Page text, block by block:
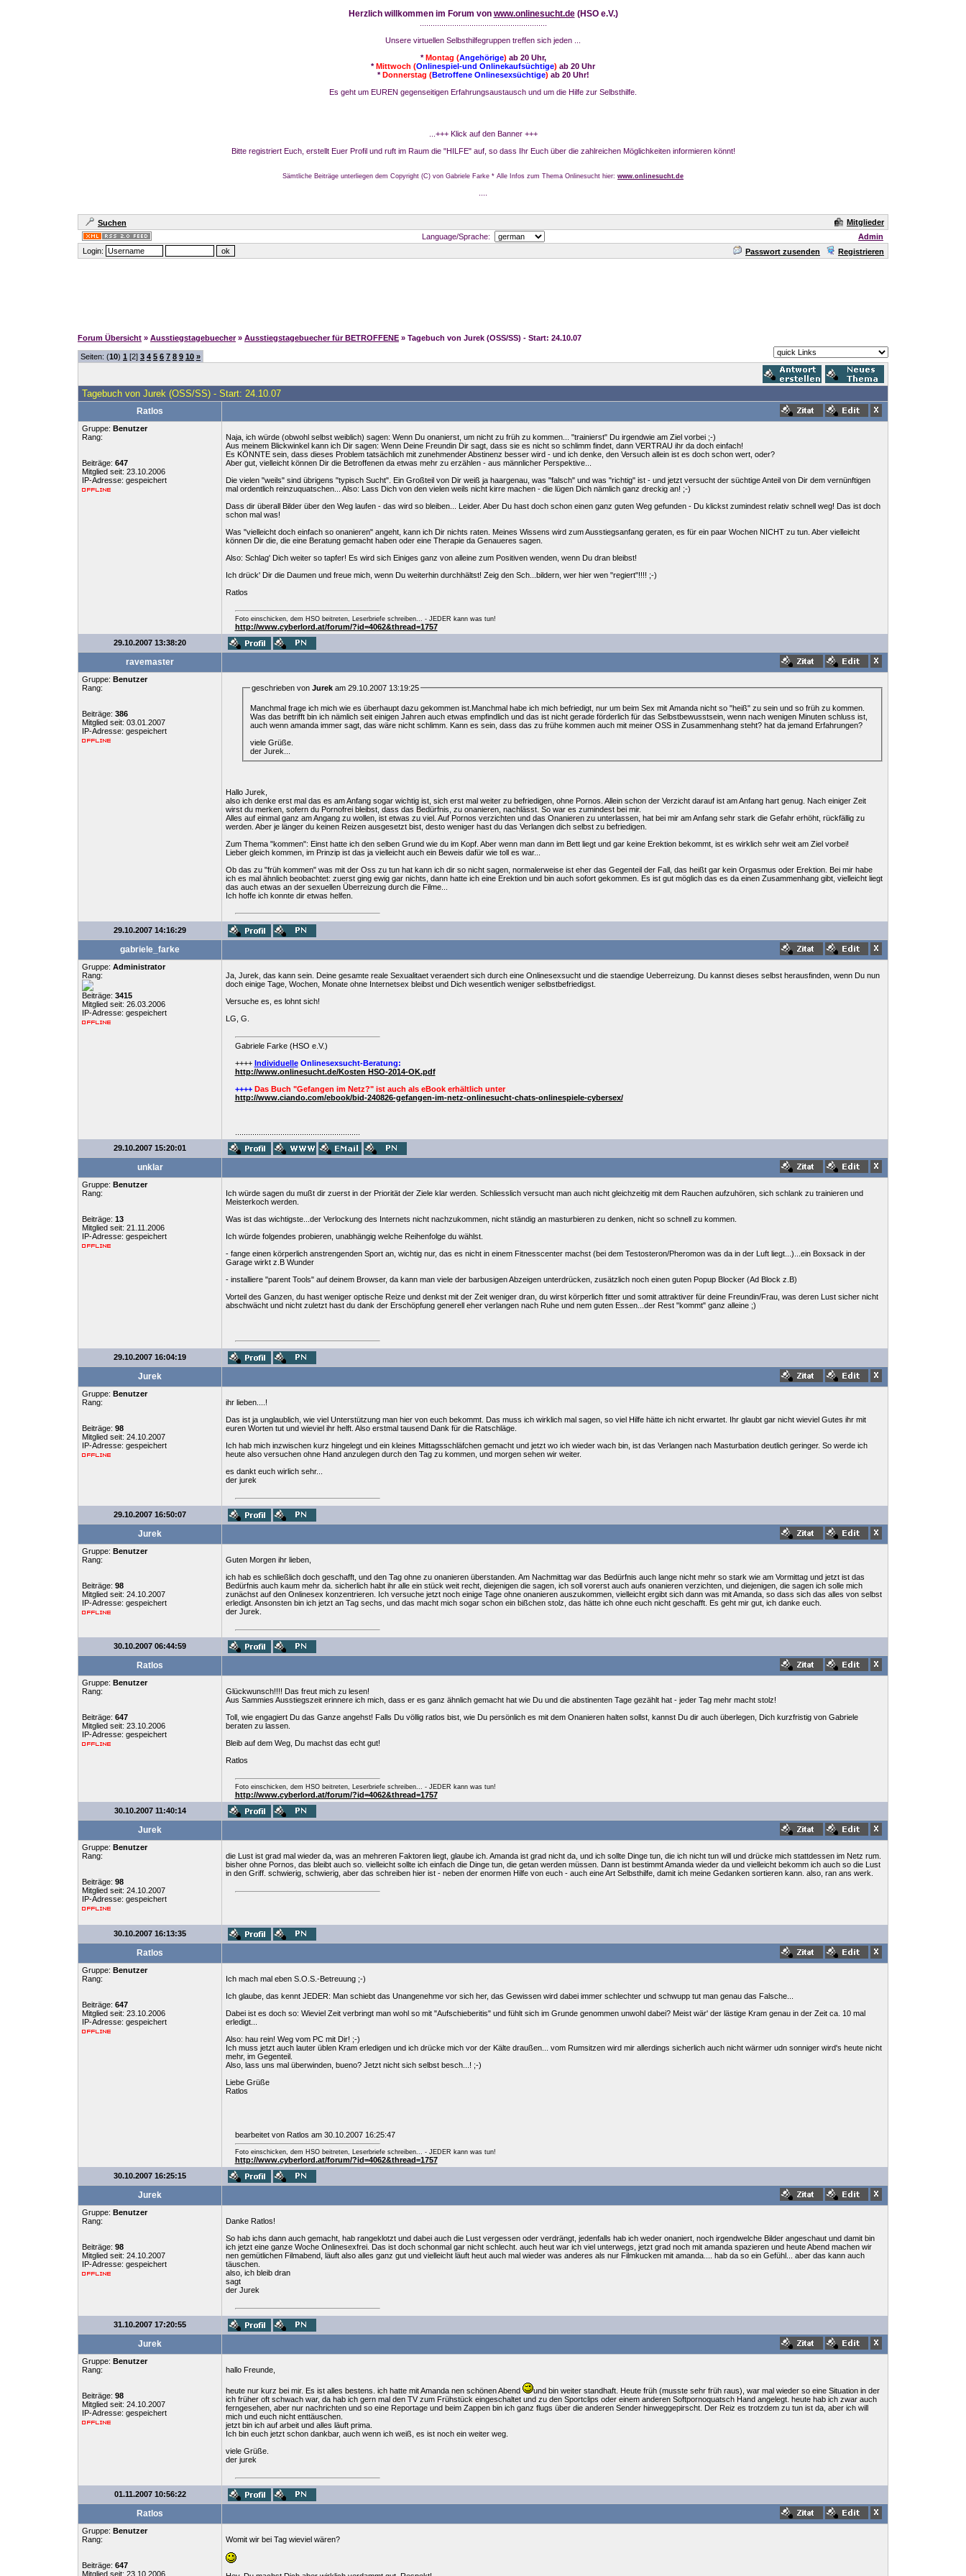
Herzlich willkommen im Forum von www.onlinesucht.de(HSO e.V.)
Unsere virtuellen Selbsthilfegruppen treffen sich jeden ...
*Montag (Angehörige) ab 20 Uhr,
*Mittwoch (Onlinespiel-und Onlinekaufsüchtige) ab 20 Uhr
*Donnerstag (Betroffene Onlinesexsüchtige) ab 20 Uhr!
Es geht um EUREN gegenseitigen Erfahrungsaustausch und um die Hilfe zur Selbsthilfe.
...+++ Klick auf den Banner +++
Bitte registriert Euch, erstellt Euer Profil und ruft im Raum die "HILFE" auf, so dass Ihr Euch über die zahlreichen Möglichkeiten informieren könnt!
Sämtliche Beiträge unterliegen dem Copyright (C) von Gabriele Farke * Alle Infos zum Thema Onlinesucht hier: www.onlinesucht.de
Suchen
Mitglieder
Language/Sprache:
Admin
Login:
Passwort zusenden Registrieren
Forum Übersicht » Ausstiegstagebuecher » Ausstiegstagebuecher für BETROFFENE » Tagebuch von Jurek (OSS/SS) - Start: 24.10.07
Seiten: (10) 1 [2] 3 4 5 6 7 8 9 10 »
Tagebuch von Jurek (OSS/SS) - Start: 24.10.07
Ratlos
Gruppe: Benutzer
Rang:
Beiträge: 647
Mitglied seit: 23.10.2006
IP-Adresse: gespeichert
Naja, ich würde (obwohl selbst weiblich) sagen: Wenn Du onanierst, um nicht zu früh zu kommen... "trainierst" Du irgendwie am Ziel vorbei ;-)
Aus meinem Blickwinkel kann ich Dir sagen: Wenn Deine Freundin Dir sagt, dass sie es nicht so schlimm findet, dann VERTRAU ihr da doch einfach!
Es KÖNNTE sein, dass dieses Problem tatsächlich mit zunehmender Abstinenz besser wird - und ich denke, den Versuch allein ist es doch schon wert, oder?
Aber gut, vielleicht können Dir die Betroffenen da etwas mehr zu erzählen - aus männlicher Perspektive...
Die vielen "weils" sind übrigens "typisch Sucht". Ein Großteil von Dir weiß ja haargenau, was "falsch" und was "richtig" ist - und jetzt versucht der süchtige Anteil von Dir dem vernünftigen
mal ordentlich reinzuquatschen... Also: Lass Dich von den vielen weils nicht kirre machen - die lügen Dich nämlich ganz dreckig an! ;-)
Dass dir überall Bilder über den Weg laufen - das wird so bleiben... Leider. Aber Du hast doch schon einen ganz guten Weg gefunden - Du klickst zumindest relativ schnell weg! Das ist doch
schon mal was!
Was "vielleicht doch einfach so onanieren" angeht, kann ich Dir nichts raten. Meines Wissens wird zum Ausstiegsanfang geraten, es für ein paar Wochen NICHT zu tun. Aber vielleicht
können Dir die, die eine Beratung gemacht haben oder eine Therapie da Genaueres sagen.
Also: Schlag' Dich weiter so tapfer! Es wird sich Einiges ganz von alleine zum Positiven wenden, wenn Du dran bleibst!
Ich drück' Dir die Daumen und freue mich, wenn Du weiterhin durchhältst! Zeig den Sch...bildern, wer hier wen "regiert"!!!! ;-)
Ratlos
Foto einschicken, dem HSO beitreten, Leserbriefe schreiben... - JEDER kann was tun!
http://www.cyberlord.at/forum/?id=4062&thread=1757
29.10.2007 13:38:20
ravemaster
Gruppe: Benutzer
Rang:
Beiträge: 386
Mitglied seit: 03.01.2007
IP-Adresse: gespeichert
geschrieben von Jurekam 29.10.2007 13:19:25
Manchmal frage ich mich wie es überhaupt dazu gekommen ist.Manchmal habe ich mich befriedigt, nur um beim Sex mit Amanda nicht so "heiß" zu sein und so früh zu kommen.
Was das betrifft bin ich nämlich seit einigen Jahren auch etwas empfindlich und das ist nicht gerade förderlich für das Selbstbewusstsein, wenn nach wenigen Minuten schluss ist,
auch wenn amanda immer sagt, das wäre nicht schlimm. Kann es sein, dass das zu frühe kommen auch mit meiner OSS in Zusammenhang steht? hat da jemand Erfahrungen?
viele Grüße.
der Jurek...
Hallo Jurek,
also ich denke erst mal das es am Anfang sogar wichtig ist, sich erst mal weiter zu befriedigen, ohne Pornos. Allein schon der Verzicht darauf ist am Anfang hart genug. Nach einiger Zeit
wirst du merken, sofern du Pornofrei bleibst, dass das Bedürfnis, zu onanieren, nachlässt. So war es zumindest bei mir.
Alles auf einmal ganz am Angang zu wollen, ist etwas zu viel. Auf Pornos verzichten und das Onanieren zu unterlassen, hat bei mir am Anfang sehr stark die Gefahr erhöht, rückfällig zu
werden. Aber je länger du keinen Reizen ausgesetzt bist, desto weniger hast du das Verlangen dich selbst zu befriedigen.
Zum Thema "kommen": Einst hatte ich den selben Grund wie du im Kopf. Aber wenn man dann im Bett liegt und gar keine Erektion bekommt, ist es wirklich sehr weit am Ziel vorbei!
Lieber gleich kommen, im Prinzip ist das ja vielleicht auch ein Beweis dafür wie toll es war...
Ob das zu "früh kommen" was mit der Oss zu tun hat kann ich dir so nicht sagen, normalerweise ist eher das Gegenteil der Fall, das heißt gar kein Orgasmus oder Erektion. Bei mir habe
ich es mal ähnlich beobachtet: zuerst ging ewig gar nichts, dann hatte ich eine Erektion und bin auch sofort gekommen. Es ist gut möglich das es da einen Zusammenhang gibt, vielleicht liegt
das auch etwas an der sexuellen Überreizung durch die Filme...
Ich hoffe ich konnte dir etwas helfen.
29.10.2007 14:16:29
gabriele_farke
Gruppe: Administrator
Rang:
Beiträge: 3415
Mitglied seit: 26.03.2006
IP-Adresse: gespeichert
Ja, Jurek, das kann sein. Deine gesamte reale Sexualitaet veraendert sich durch eine Onlinesexsucht und die staendige Ueberreizung. Du kannst dieses selbst herausfinden, wenn Du nun
doch einige Tage, Wochen, Monate ohne Internetsex bleibst und Dich wesentlich weniger selbstbefriedigst.
Versuche es, es lohnt sich!
LG, G.
Gabriele Farke (HSO e.V.)
++++ IndividuelleOnlinesexsucht-Beratung:
http://www.onlinesucht.de/Kosten HSO-2014-OK.pdf
++++ Das Buch "Gefangen im Netz?" ist auch als eBook erhältlich unter
http://www.ciando.com/ebook/bid-240826-gefangen-im-netz-onlinesucht-chats-onlinespiele-cybersex/
29.10.2007 15:20:01
unklar
Gruppe: Benutzer
Rang:
Beiträge: 13
Mitglied seit: 21.11.2006
IP-Adresse: gespeichert
Ich würde sagen du mußt dir zuerst in der Priorität der Ziele klar werden. Schliesslich versucht man auch nicht gleichzeitig mit dem Rauchen aufzuhören, sich schlank zu trainieren und
Meisterkoch werden.
Was ist das wichtigste...der Verlockung des Internets nicht nachzukommen, nicht ständig an masturbieren zu denken, nicht so schnell zu kommen.
Ich würde folgendes probieren, unabhängig welche Reihenfolge du wählst.
- fange einen körperlich anstrengenden Sport an, wichtig nur, das es nicht in einem Fitnesscenter machst (bei dem Testosteron/Pheromon was da in der Luft liegt...)...ein Boxsack in der
Garage wirkt z.B Wunder
- installiere "parent Tools" auf deinem Browser, da kann man viele der barbusigen Abzeigen unterdrücken, zusätzlich noch einen guten Popup Blocker (Ad Block z.B)
Vorteil des Ganzen, du hast weniger optische Reize und denkst mit der Zeit weniger dran, du wirst körperlich fitter und somit attraktiver für deine Freundin/Frau, was deren Lust sicher nicht
abschwächt und nicht zuletzt hast du dank der Erschöpfung generell eher verlangen nach Ruhe und nem guten Essen...der Rest "kommt" ganz alleine ;)
29.10.2007 16:04:19
Jurek
Gruppe: Benutzer
Rang:
Beiträge: 98
Mitglied seit: 24.10.2007
IP-Adresse: gespeichert
ihr lieben....!
Das ist ja unglaublich, wie viel Unterstützung man hier von euch bekommt. Das muss ich wirklich mal sagen, so viel Hilfe hätte ich nicht erwartet. Ihr glaubt gar nicht wieviel Gutes ihr mit
euren Worten tut und wieviel ihr helft. Also erstmal tausend Dank für die Ratschläge.
Ich hab mich inzwischen kurz hingelegt und ein kleines Mittagsschläfchen gemacht und jetzt wo ich wieder wach bin, ist das Verlangen nach Masturbation deutlich geringer. So werde ich
heute also versuchen ohne Hand anzulegen durch den Tag zu kommen, und morgen sehen wir weiter.
es dankt euch wirlich sehr...
der jurek
29.10.2007 16:50:07
Jurek
Gruppe: Benutzer
Rang:
Beiträge: 98
Mitglied seit: 24.10.2007
IP-Adresse: gespeichert
Guten Morgen ihr lieben,
ich hab es schließlich doch geschafft, und den Tag ohne zu onanieren überstanden. Am Nachmittag war das Bedürfnis auch lange nicht mehr so stark wie am Vormittag und jetzt ist das
Bedürfnis auch kaum mehr da. sicherlich habt ihr alle ein stück weit recht, diejenigen die sagen, ich soll vorerst auch aufs onanieren verzichten, und diejenigen, die sagen ich solle mich
zunächst auf den Onlinesex konzentrieren. Ich versuche jetzt noch einige Tage ohne onanieren auszukommen, vielleicht ergibt sich dann was mit Amanda, so dass sich das alles von selbst
erledigt. Ansonsten bin ich jetzt an Tag sechs, und das macht mich sogar schon ein bißchen stolz, das hätte ich ohne euch nicht geschafft. Es geht mir gut, ich danke euch.
der Jurek.
30.10.2007 06:44:59
Ratlos
Gruppe: Benutzer
Rang:
Beiträge: 647
Mitglied seit: 23.10.2006
IP-Adresse: gespeichert
Glückwunsch!!!! Das freut mich zu lesen!
Aus Sammies Ausstiegszeit erinnere ich mich, dass er es ganz ähnlich gemacht hat wie Du und die abstinenten Tage gezählt hat - jeder Tag mehr macht stolz!
Toll, wie engagiert Du das Ganze angehst! Falls Du völlig ratlos bist, wie Du persönlich es mit dem Onanieren halten sollst, kannst Du dir auch überlegen, Dich kurzfristig von Gabriele
beraten zu lassen.
Bleib auf dem Weg, Du machst das echt gut!
Ratlos
Foto einschicken, dem HSO beitreten, Leserbriefe schreiben... - JEDER kann was tun!
http://www.cyberlord.at/forum/?id=4062&thread=1757
30.10.2007 11:40:14
Jurek
Gruppe: Benutzer
Rang:
Beiträge: 98
Mitglied seit: 24.10.2007
IP-Adresse: gespeichert
die Lust ist grad mal wieder da, was an mehreren Faktoren liegt, glaube ich. Amanda ist grad nicht da, und ich sollte Dinge tun, die ich nicht tun will und drücke mich stattdessen im Netz rum.
bisher ohne Pornos, das bleibt auch so. vielleicht sollte ich einfach die Dinge tun, die getan werden müssen. Dann ist bestimmt Amanda wieder da und vielleicht bekomm ich auch so die Lust
in den Griff. schwierig, schwierig, aber das schreiben hier ist - neben der enormen Hilfe von euch - auch eine Art Selbsthilfe, damit ich meine Gedanken sortieren kann. also, ran ans werk.
30.10.2007 16:13:35
Ratlos
Gruppe: Benutzer
Rang:
Beiträge: 647
Mitglied seit: 23.10.2006
IP-Adresse: gespeichert
Ich mach mal eben S.O.S.-Betreuung ;-)
Ich glaube, das kennt JEDER: Man schiebt das Unangenehme vor sich her, das Gewissen wird dabei immer schlechter und schwupp tut man genau das Falsche...
Dabei ist es doch so: Wieviel Zeit verbringt man wohl so mit "Aufschieberitis" und fühlt sich im Grunde genommen unwohl dabei? Meist wär' der lästige Kram genau in der Zeit ca. 10 mal
erledigt...
Also: hau rein! Weg vom PC mit Dir! ;-)
Ich muss jetzt auch lauter üblen Kram erledigen und ich drücke mich vor der Kälte draußen... vom Rumsitzen wird mir allerdings sicherlich auch nicht wärmer udn sonniger wird's heute nicht
mehr, im Gegenteil.
Also, lass uns mal überwinden, bueno? Jetzt nicht sich selbst besch...! ;-)
Liebe Grüße
Ratlos
bearbeitet von Ratlos am 30.10.2007 16:25:47
Foto einschicken, dem HSO beitreten, Leserbriefe schreiben... - JEDER kann was tun!
http://www.cyberlord.at/forum/?id=4062&thread=1757
30.10.2007 16:25:15
Jurek
Gruppe: Benutzer
Rang:
Beiträge: 98
Mitglied seit: 24.10.2007
IP-Adresse: gespeichert
Danke Ratlos!
So hab ichs dann auch gemacht, hab rangeklotzt und dabei auch die Lust vergessen oder verdrängt, jedenfalls hab ich weder onaniert, noch irgendwelche Bilder angeschaut und damit bin
ich jetzt eine ganze Woche Onlinesexfrei. Das ist doch schonmal gar nicht schlecht. auch heut war ich viel unterwegs, jetzt grad noch mit amanda spazieren und heute Abend machen wir
nen gemütlichen Filmabend, läuft also alles ganz gut und vielleicht läuft heut auch mal wieder was anderes als nur Filmkucken mit amanda.... hab da so ein Gefühl... aber das kann auch
täuschen.
also, ich bleib dran
sagt
der Jurek
31.10.2007 17:20:55
Jurek
Gruppe: Benutzer
Rang:
Beiträge: 98
Mitglied seit: 24.10.2007
IP-Adresse: gespeichert
hallo Freunde,
heute nur kurz bei mir. Es ist alles bestens. ich hatte mit Amanda nen schönen Abend
und bin weiter standhaft. Heute früh (musste sehr früh raus), war mal wieder so eine Situation in der
ich früher oft schwach war, da hab ich gern mal den TV zum Frühstück eingeschaltet und zu den Sportclips oder einem anderen Softpornoquatsch Hand angelegt. heute hab ich zwar auch
ferngesehen, aber nur nachrichten und so eine Reportage und beim Zappen bin ich ganz flugs über die anderen Sender hinweggepirscht. Der Reiz es trotzdem zu tun ist da, aber ich will
mich und euch nicht enttäuschen.
jetzt bin ich auf arbeit und alles läuft prima.
Ich bin euch jetzt schon dankbar, auch wenn ich weiß, es ist noch ein weiter weg.
viele Grüße.
der jurek
01.11.2007 10:56:22
Ratlos
Gruppe: Benutzer
Rang:
Beiträge: 647
Mitglied seit: 23.10.2006
Womit wir bei Tag wieviel wären?